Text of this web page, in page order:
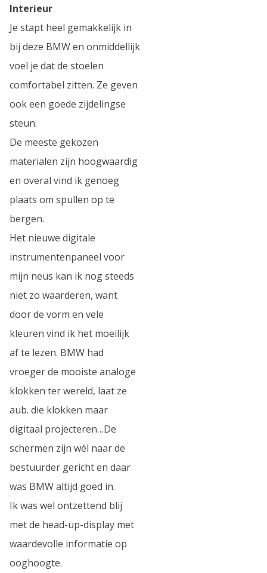
Interieur
Je stapt heel gemakkelijk in
bij deze BMW en onmiddellijk
voel je dat de stoelen
comfortabel zitten. Ze geven
ook een goede zijdelingse
steun.
De meeste gekozen
materialen zijn hoogwaardig
en overal vind ik genoeg
plaats om spullen op te
bergen.
Het nieuwe digitale
instrumentenpaneel voor
mijn neus kan ik nog steeds
niet zo waarderen, want
door de vorm en vele
kleuren vind ik het moeilijk
af te lezen. BMW had
vroeger de mooiste analoge
klokken ter wereld, laat ze
aub. die klokken maar
digitaal projecteren…De
schermen zijn wél naar de
bestuurder gericht en daar
was BMW altijd goed in.
Ik was wel ontzettend blij
met de head-up-display met
waardevolle informatie op
ooghoogte.